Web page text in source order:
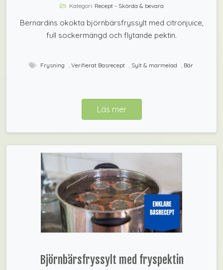
Kategori: Recept - Skörda & bevara
Bernardins okokta björnbärsfryssylt med citronjuice,
full sockermängd och flytande pektin.
Läs mer
Frysning Verifierat Basrecept Sylt & marmelad Bär
Björnbärsfryssylt med fryspektin